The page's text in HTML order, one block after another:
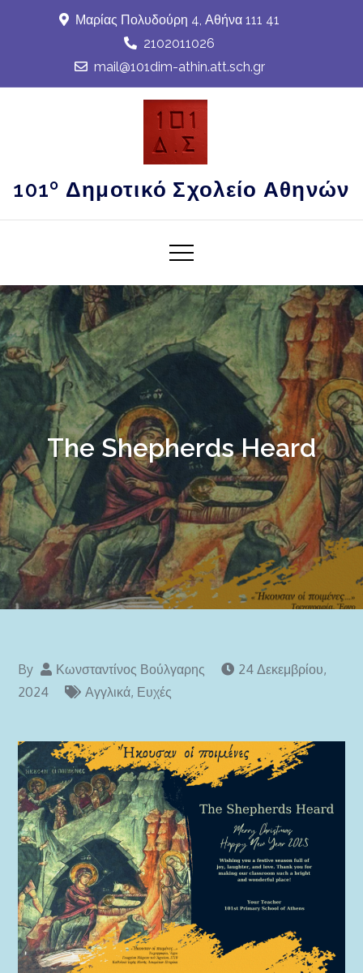
Μαρίας Πολυδούρη 4, Αθήνα 111 41
2102011026
mail@101dim-athin.att.sch.gr
101º Δημοτικό Σχολείο Αθηνών
The Shepherds Heard
By Κωνσταντίνος Βούλγαρης
24 Δεκεμβρίου,
2024
Αγγλικά, Ευχές